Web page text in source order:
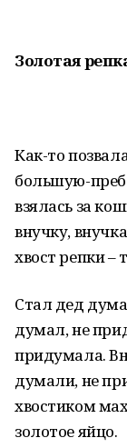
Золотая
Как-то
большую-
взялась за
внучку,
хвост репки –
Стал дед
думал, не
придумала.
думали, не
хвостиком
золотое яйцо.